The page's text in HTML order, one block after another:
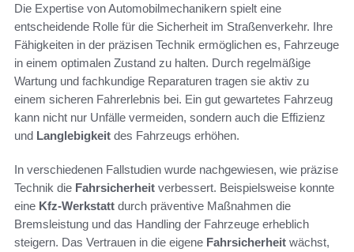
Die Expertise von Automobilmechanikern spielt eine
entscheidende Rolle für die Sicherheit im Straßenverkehr. Ihre
Fähigkeiten in der präzisen Technik ermöglichen es, Fahrzeuge
in einem optimalen Zustand zu halten. Durch regelmäßige
Wartung und fachkundige Reparaturen tragen sie aktiv zu
einem sicheren Fahrerlebnis bei. Ein gut gewartetes Fahrzeug
kann nicht nur Unfälle vermeiden, sondern auch die Effizienz
und Langlebigkeit des Fahrzeugs erhöhen.
In verschiedenen Fallstudien wurde nachgewiesen, wie präzise
Technik die Fahrsicherheit verbessert. Beispielsweise konnte
eine Kfz-Werkstatt durch präventive Maßnahmen die
Bremsleistung und das Handling der Fahrzeuge erheblich
steigern. Das Vertrauen in die eigene Fahrsicherheit wächst,